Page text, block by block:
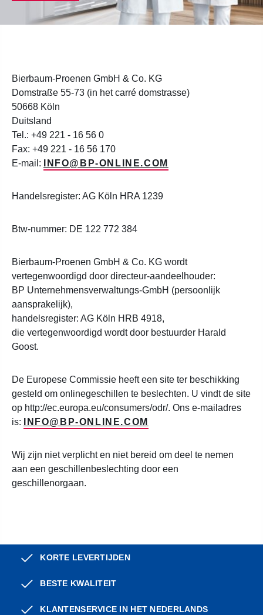
Bierbaum-Proenen GmbH & Co. KG
Domstraße 55-73 (in het carré domstrasse)
50668 Köln
Duitsland
Tel.: +49 221 - 16 56 0
Fax: +49 221 - 16 56 170
E-mail:
INFO@BP-ONLINE.COM
Handelsregister: AG Köln HRA 1239
Btw-nummer: DE 122 772 384
Bierbaum-Proenen GmbH & Co. KG wordt
vertegenwoordigd door directeur-aandeelhouder:
BP Unternehmensverwaltungs-GmbH (persoonlijk
aansprakelijk),
handelsregister: AG Köln HRB 4918,
die vertegenwoordigd wordt door bestuurder Harald
Goost.
De Europese Commissie heeft een site ter beschikking
gesteld om onlinegeschillen te beslechten. U vindt de site
op http://ec.europa.eu/consumers/odr/. Ons e-mailadres
is:
INFO@BP-ONLINE.COM
Wij zijn niet verplicht en niet bereid om deel te nemen
aan een geschillenbeslechting door een
geschillenorgaan.
KORTE LEVERTIJDEN
BESTE KWALITEIT
KLANTENSERVICE IN HET NEDERLANDS